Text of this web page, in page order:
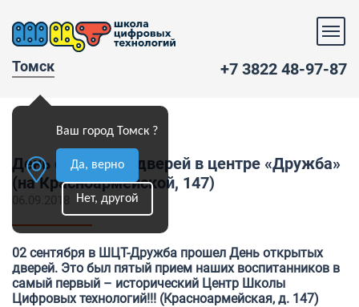
Томск
Ваш город Томск ?
Да, верно
Нет, другой
+7 3822 48-97-87
День открытых дверей в центре «Дружба»
(на Красноармейской, 147)
06.09.2018
02 сентября в ШЦТ-Дружба прошел День открытых
дверей. Это был пятый прием наших воспитанников в
самый первый – исторический Центр Школы
Цифровых технологий!!! (Красноармейская, д. 147)